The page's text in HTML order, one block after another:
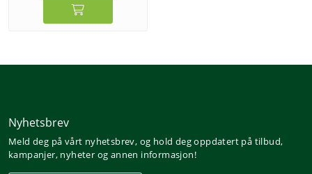
Nyhetsbrev
Meld deg på vårt nyhetsbrev, og hold deg oppdatert på tilbud,
kampanjer, nyheter og annen informasjon!